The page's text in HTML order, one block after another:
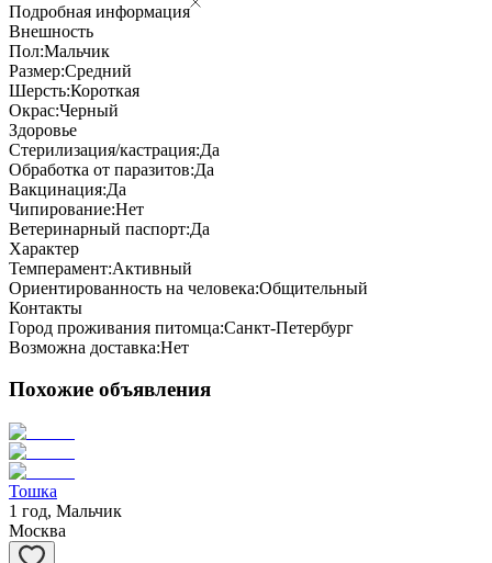
Подробная информация
Внешность
Пол:Мальчик
Размер:Средний
Шерсть:Короткая
Окрас:Черный
Здоровье
Стерилизация/кастрация:Да
Обработка от паразитов:Да
Вакцинация:Да
Чипирование:Нет
Ветеринарный паспорт:Да
Характер
Темперамент:Активный
Ориентированность на человека:Общительный
Контакты
Город проживания питомца:Санкт-Петербург
Возможна доставка:Нет
Похожие объявления
Тошка
1 год, Мальчик
Москва